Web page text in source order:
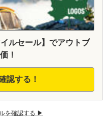
ルセール】でアウトブ
！
認する！
を確認する ▶︎